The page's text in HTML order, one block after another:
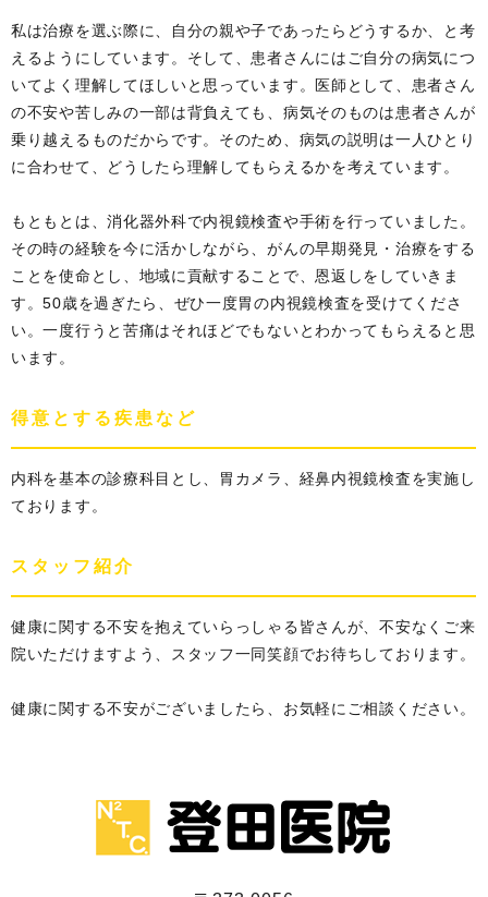
私は治療を選ぶ際に、自分の親や子であったらどうするか、と考
えるようにしています。そして、患者さんにはご自分の病気につ
いてよく理解してほしいと思っています。医師として、患者さん
の不安や苦しみの一部は背負えても、病気そのものは患者さんが
乗り越えるものだからです。そのため、病気の説明は一人ひとり
に合わせて、どうしたら理解してもらえるかを考えています。
もともとは、消化器外科で内視鏡検査や手術を行っていました。
その時の経験を今に活かしながら、がんの早期発見・治療をする
ことを使命とし、地域に貢献することで、恩返しをしていきま
す。50歳を過ぎたら、ぜひ一度胃の内視鏡検査を受けてくださ
い。一度行うと苦痛はそれほどでもないとわかってもらえると思
います。
得意とする疾患など
内科を基本の診療科目とし、胃カメラ、経鼻内視鏡検査を実施し
ております。
スタッフ紹介
健康に関する不安を抱えていらっしゃる皆さんが、不安なくご来
院いただけますよう、スタッフ一同笑顔でお待ちしております。
健康に関する不安がございましたら、お気軽にご相談ください。